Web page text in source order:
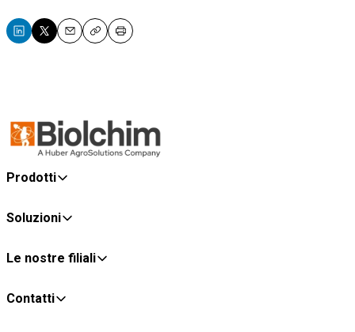
EmailCopyPrint
Prodotti
Soluzioni
Le nostre filiali
Contatti